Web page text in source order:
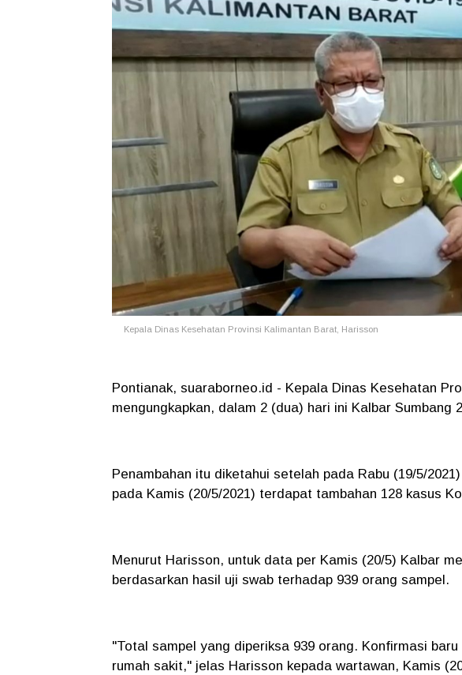
Kepala Dinas Kesehatan Provinsi Kalimantan Barat, Harisson
Pontianak, suaraborneo.id - Kepala Dinas Kesehatan
mengungkapkan, dalam 2 (dua) hari ini Kalbar Sumbang
Penambahan itu diketahui setelah pada Rabu (19/5/
pada Kamis (20/5/2021) terdapat tambahan 128 kasus
Menurut Harisson, untuk data per Kamis (20/5) Kalbar
berdasarkan hasil uji swab terhadap 939 orang sampel.
"Total sampel yang diperiksa 939 orang. Konfirmasi
rumah sakit," jelas Harisson kepada wartawan, Kamis